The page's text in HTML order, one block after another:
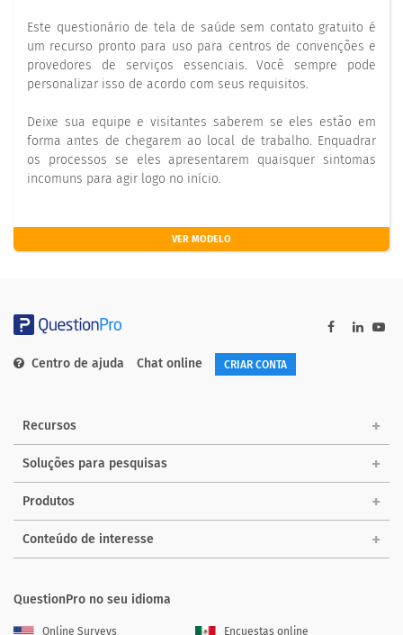
Este questionário de tela de saúde sem contato gratuito é
um recurso pronto para uso para centros de convenções e
provedores de serviços essenciais. Você sempre pode
personalizar isso de acordo com seus requisitos.
Deixe sua equipe e visitantes saberem se eles estão em
forma antes de chegarem ao local de trabalho. Enquadrar
os processos se eles apresentarem quaisquer sintomas
incomuns para agir logo no início.
VER MODELO
Centro de ajuda Chat online CRIAR CONTA
Recursos
Soluções para pesquisas
Produtos
Conteúdo de interesse
QuestionPro no seu idioma
Online Surveys Encuestas online